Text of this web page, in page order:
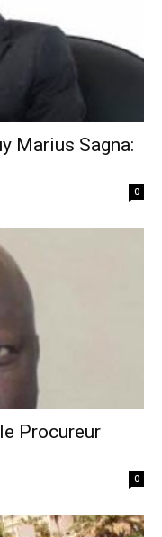
Marius Sagna:
0
Procureur
0